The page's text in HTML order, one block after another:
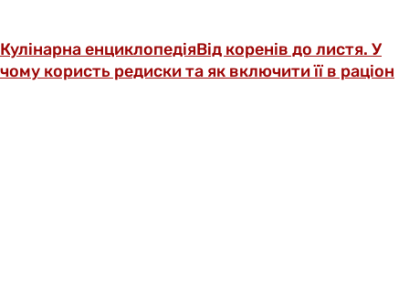
Кулінарна енциклопедіяВід коренів до листя. У
чому користь редиски та як включити її в раціон